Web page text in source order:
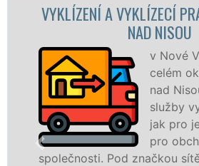
PRÁCE NOVÁ VES
v Nové Vsi nad Nisou a
celém okrese Jablonec
nad Nisou zajišťujeme
služby vyklízení, a to
jak pro jednotlivce, tak
pro obchodní
značkou sítě EXTRA